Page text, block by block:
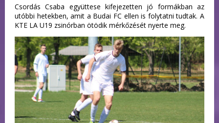
Csordás Csaba együttese kifejezetten jó formákban az
utóbbi hetekben, amit a Budai FC ellen is folytatni tudtak. A
KTE LA U19 zsinórban ötödik mérkőzését nyerte meg.